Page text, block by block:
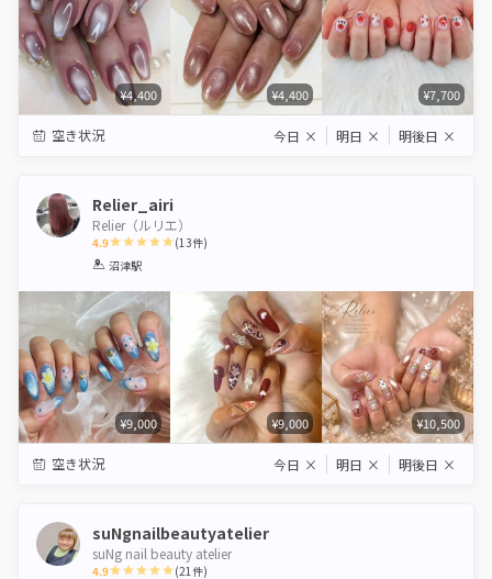
¥4,400 ¥4,400 ¥7,700
空き状況 今日 × 明日 × 明後日 ×
Relier_airi
Relier（ルリエ）
4.9
1 2 3
(13件)
沼津駅
¥9,000 ¥9,000 ¥10,500
空き状況 今日 × 明日 × 明後日 ×
suNgnailbeautyatelier
suNg nail beauty atelier
4.9 (21件)